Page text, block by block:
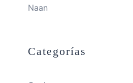
Naan
Categorías